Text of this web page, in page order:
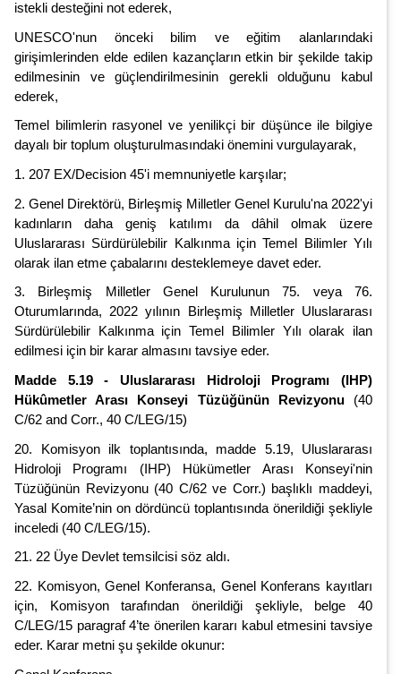
istekli desteğini not ederek,
UNESCO'nun önceki bilim ve eğitim alanlarındaki
girişimlerinden elde edilen kazançların etkin bir şekilde takip
edilmesinin ve güçlendirilmesinin gerekli olduğunu kabul
ederek,
Temel bilimlerin rasyonel ve yenilikçi bir düşünce ile bilgiye
dayalı bir toplum oluşturulmasındaki önemini vurgulayarak,
1. 207 EX/Decision 45'i memnuniyetle karşılar;
2. Genel Direktörü, Birleşmiş Milletler Genel Kurulu'na 2022'yi
kadınların daha geniş katılımı da dâhil olmak üzere
Uluslararası Sürdürülebilir Kalkınma için Temel Bilimler Yılı
olarak ilan etme çabalarını desteklemeye davet eder.
3. Birleşmiş Milletler Genel Kurulunun 75. veya 76.
Oturumlarında, 2022 yılının Birleşmiş Milletler Uluslararası
Sürdürülebilir Kalkınma için Temel Bilimler Yılı olarak ilan
edilmesi için bir karar almasını tavsiye eder.
Madde 5.19 - Uluslararası Hidroloji Programı (IHP)
Hükûmetler Arası Konseyi Tüzüğünün Revizyonu (40
C/62 and Corr., 40 C/LEG/15)
20. Komisyon ilk toplantısında, madde 5.19, Uluslararası
Hidroloji Programı (IHP) Hükümetler Arası Konseyi'nin
Tüzüğünün Revizyonu (40 C/62 ve Corr.) başlıklı maddeyi,
Yasal Komite’nin on dördüncü toplantısında önerildiği şekliyle
inceledi (40 C/LEG/15).
21. 22 Üye Devlet temsilcisi söz aldı.
22. Komisyon, Genel Konferansa, Genel Konferans kayıtları
için, Komisyon tarafından önerildiği şekliyle, belge 40
C/LEG/15 paragraf 4’te önerilen kararı kabul etmesini tavsiye
eder. Karar metni şu şekilde okunur: